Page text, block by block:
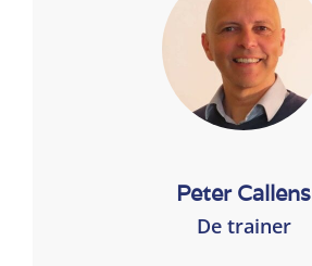
Peter Callens
De trainer